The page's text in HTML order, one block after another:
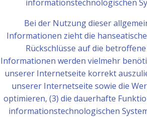
informationstechnologischen
Bei der Nutzung dieser
Informationen zieht die hanseatische
Rückschlüsse auf die
Informationen werden vielmehr
unserer Internetseite korrekt
unserer Internetseite sowie die
optimieren, (3) die dauerhafte
informationstechnologischen